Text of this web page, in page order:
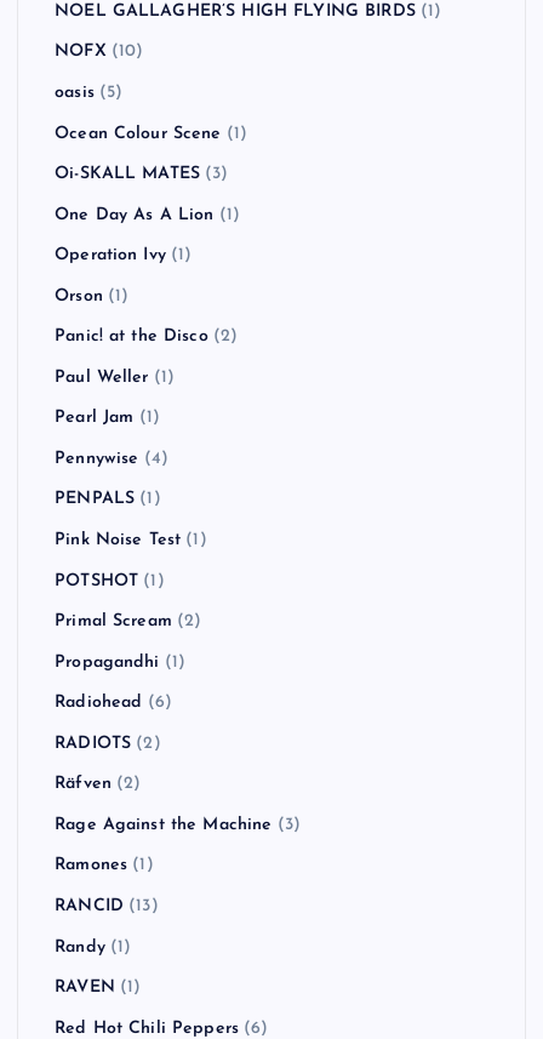
NOEL GALLAGHER’S HIGH FLYING BIRDS(1)
NOFX (10)
oasis(5)
Ocean Colour Scene (1)
Oi-SKALL MATES (3)
One Day As A Lion (1)
Operation Ivy(1)
Orson (1)
Panic! at the Disco(2)
Paul Weller (1)
Pearl Jam (1)
Pennywise (4)
PENPALS (1)
Pink Noise Test (1)
POTSHOT (1)
Primal Scream (2)
Propagandhi (1)
Radiohead (6)
RADIOTS (2)
Räfven (2)
Rage Against the Machine (3)
Ramones (1)
RANCID (13)
Randy(1)
RAVEN (1)
Red Hot Chili Peppers (6)